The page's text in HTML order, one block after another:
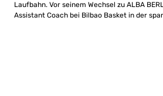
Laufbahn. Vor seinem Wechsel zu ALBA
Assistant Coach bei Bilbao Basket in der